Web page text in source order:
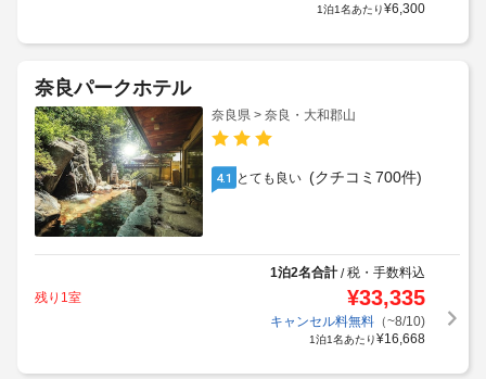
1泊1名あたり¥6,300
奈良パークホテル
奈良県 > 奈良・大和郡山
4.1 とても良い (クチコミ700件)
1泊2名合計/税・手数料込
残り1室
¥33,335
キャンセル料無料（~8/10)
1泊1名あたり¥16,668